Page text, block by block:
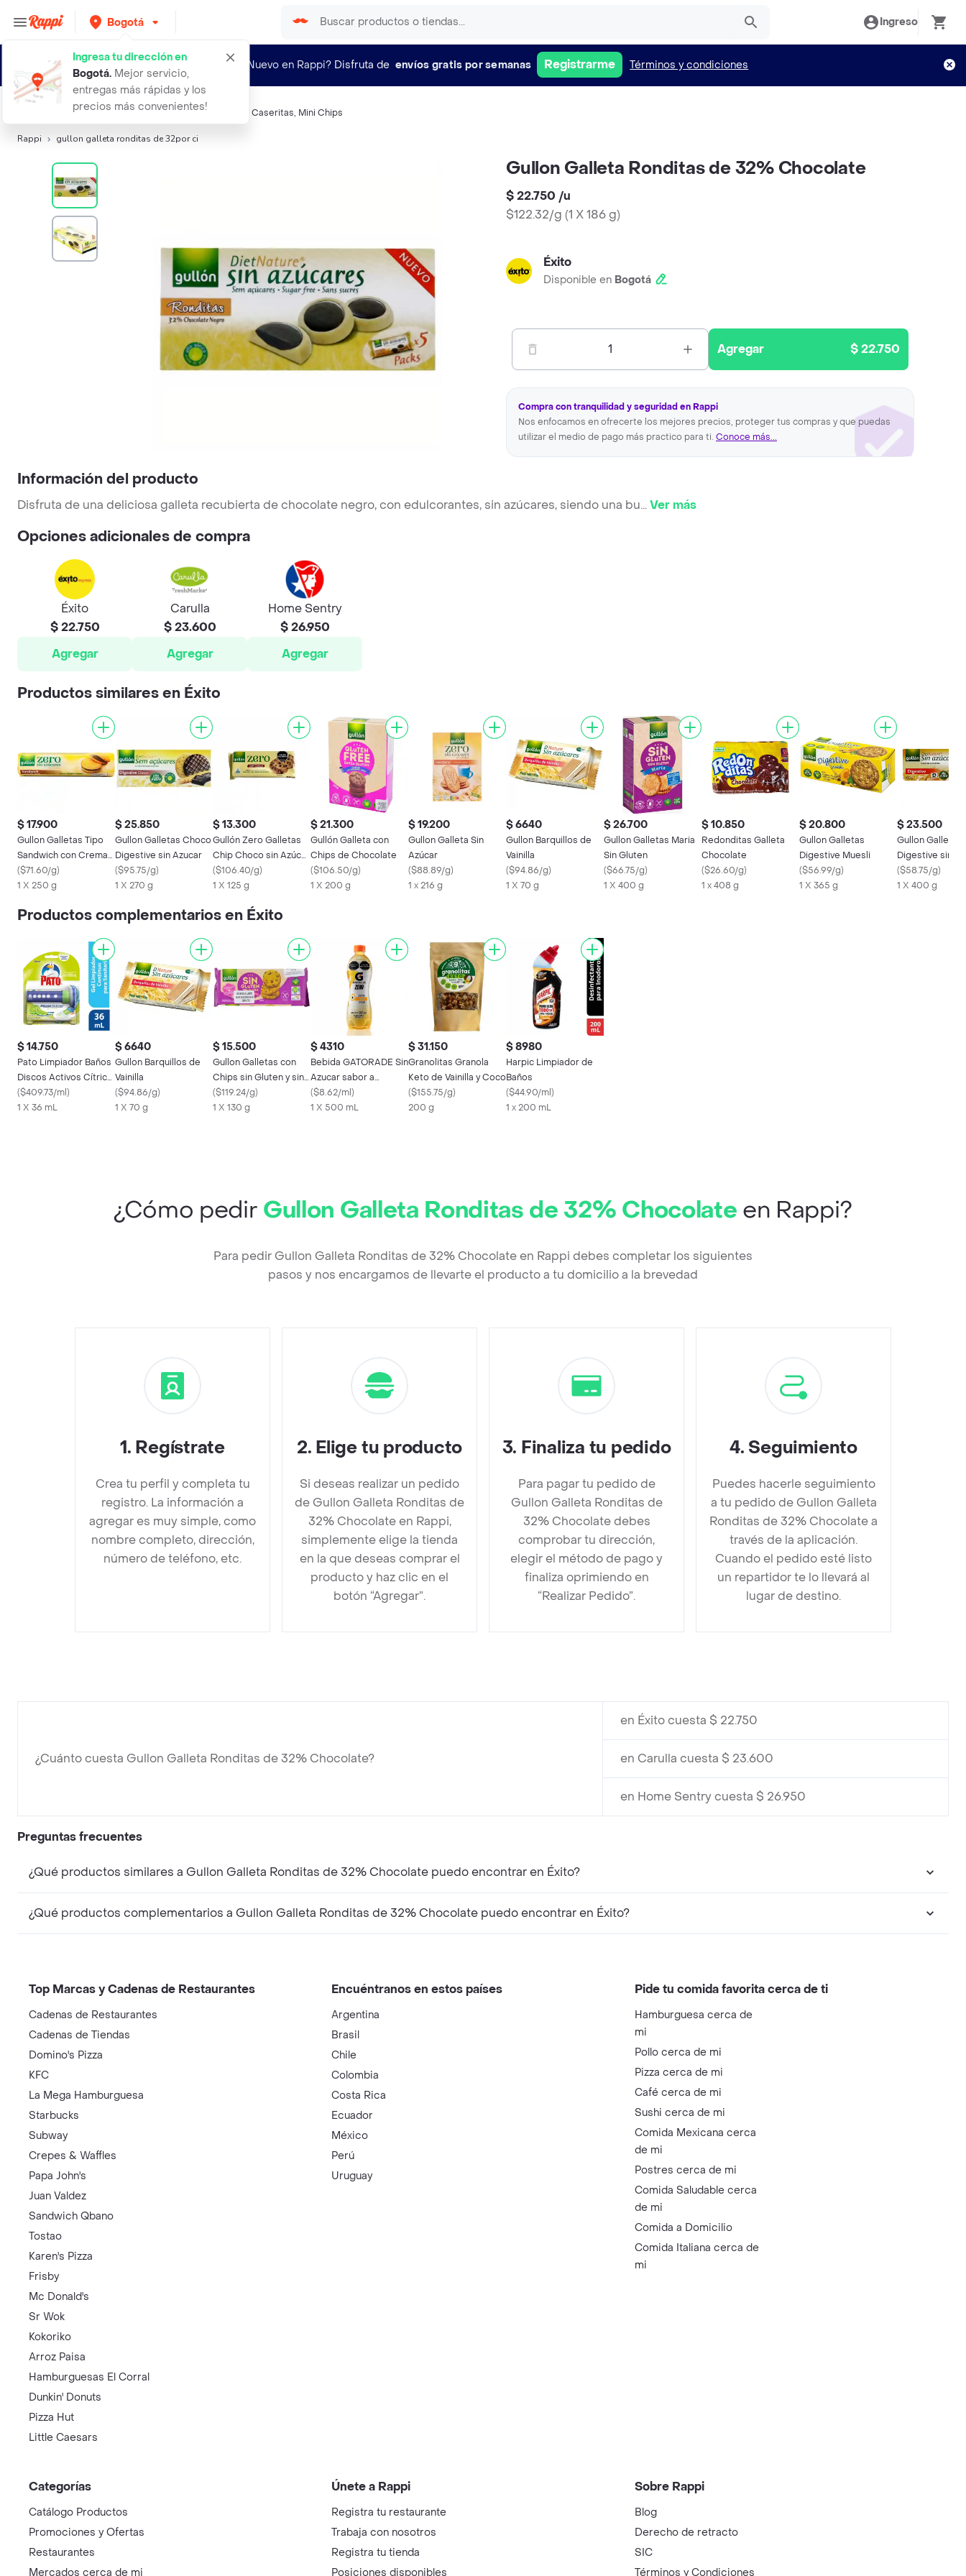
Bogotá
Ingresa tu dirección en
Bogotá. Mejor servicio,
entregas más rápidas y los
precios más convenientes!
Ingreso
¿Nuevo en Rappi? Disfruta de envíos gratis por semanas Registrarme Términos y condiciones
Búsquedas relacionadas:Galletas,Gullon,Quaker Las Caseritas, Mini Chips
Rappi gullon galleta ronditas de 32por ci
Gullon Galleta Ronditas de 32% Chocolate
$ 22.750 /u
$122.32/g (1 X 186 g)
Éxito
Disponible en Bogotá
1 Agregar $ 22.750
Compra con tranquilidad y seguridad en Rappi
Nos enfocamos en ofrecerte los mejores precios, proteger tus compras y que puedas
utilizar el medio de pago más practico para ti. Conoce más...
Información del producto
Disfruta de una deliciosa galleta recubierta de chocolate negro, con edulcorantes, sin azúcares, siendo una bu...Ver más
Opciones adicionales de compra
Éxito
$ 22.750
Agregar
Carulla
$ 23.600
Agregar
Home Sentry
$ 26.950
Agregar
Productos similares en Éxito
$ 17.900
Gullon Galletas Tipo
Sandwich con Crema
de Chocolate sin
Azúcar
($71.60/g)
1 X 250 g
$ 25.850
Gullon Galletas Choco
Digestive sin Azucar
($95.75/g)
1 X 270 g
$ 13.300
Gullón Zero Galletas
Chip Choco sin Azúcar
125 g
($106.40/g)
1 X 125 g
$ 21.300
Gullón Galleta con
Chips de Chocolate
($106.50/g)
1 X 200 g
$ 19.200
Gullon Galleta Sin
Azúcar
($88.89/g)
1 x 216 g
$ 6640
Gullon Barquillos de
Vainilla
($94.86/g)
1 X 70 g
$ 26.700
Gullon Galletas Maria
Sin Gluten
($66.75/g)
1 X 400 g
$ 10.850
Redonditas Galleta
Chocolate
($26.60/g)
1 x 408 g
$ 20.800
Gullon Galletas
Digestive Muesli
($56.99/g)
1 X 365 g
$ 23.500
Gullon Galletas
Digestive sin
($58.75/g)
1 X 400 g
Productos complementarios en Éxito
$ 14.750
Pato Limpiador Baños
Discos Activos Cítrico
36 ml con un aplicador
($409.73/ml)
1 X 36 mL
$ 6640
Gullon Barquillos de
Vainilla
($94.86/g)
1 X 70 g
$ 15.500
Gullon Galletas con
Chips sin Gluten y sin
Azúcar
($119.24/g)
1 X 130 g
$ 4310
Bebida GATORADE Sin
Azucar sabor a
Naranja 500 ml
($8.62/ml)
1 X 500 mL
$ 31.150
Granolitas Granola
Keto de Vainilla y Coco
($155.75/g)
200 g
$ 8980
Harpic Limpiador de
Baños
($44.90/ml)
1 x 200 mL
¿Cómo pedir Gullon Galleta Ronditas de 32% Chocolate en Rappi?
Para pedir Gullon Galleta Ronditas de 32% Chocolate en Rappi debes completar los siguientes
pasos y nos encargamos de llevarte el producto a tu domicilio a la brevedad
1. Regístrate
Crea tu perfil y completa tu
registro. La información a
agregar es muy simple, como
nombre completo, dirección,
número de teléfono, etc.
2. Elige tu producto
Si deseas realizar un pedido
de Gullon Galleta Ronditas de
32% Chocolate en Rappi,
simplemente elige la tienda
en la que deseas comprar el
producto y haz clic en el
botón “Agregar”.
3. Finaliza tu pedido
Para pagar tu pedido de
Gullon Galleta Ronditas de
32% Chocolate debes
comprobar tu dirección,
elegir el método de pago y
finaliza oprimiendo en
“Realizar Pedido”.
4. Seguimiento
Puedes hacerle seguimiento
a tu pedido de Gullon Galleta
Ronditas de 32% Chocolate a
través de la aplicación.
Cuando el pedido esté listo
un repartidor te lo llevará al
lugar de destino.
¿Cuánto cuesta Gullon Galleta Ronditas de 32% Chocolate?
en Éxito cuesta $ 22.750
en Carulla cuesta $ 23.600
en Home Sentry cuesta $ 26.950
Preguntas frecuentes
¿Qué productos similares a Gullon Galleta Ronditas de 32% Chocolate puedo encontrar en Éxito?
¿Qué productos complementarios a Gullon Galleta Ronditas de 32% Chocolate puedo encontrar en Éxito?
Top Marcas y Cadenas de Restaurantes
Cadenas de Restaurantes
Cadenas de Tiendas
Domino's Pizza
KFC
La Mega Hamburguesa
Starbucks
Subway
Crepes & Waffles
Papa John's
Juan Valdez
Sandwich Qbano
Tostao
Karen's Pizza
Frisby
Mc Donald's
Sr Wok
Kokoriko
Arroz Paisa
Hamburguesas El Corral
Dunkin' Donuts
Pizza Hut
Little Caesars
Encuéntranos en estos países
Argentina
Brasil
Chile
Colombia
Costa Rica
Ecuador
México
Perú
Uruguay
Pide tu comida favorita cerca de ti
Hamburguesa cerca de
mi
Pollo cerca de mi
Pizza cerca de mi
Café cerca de mi
Sushi cerca de mi
Comida Mexicana cerca
de mi
Postres cerca de mi
Comida Saludable cerca
de mi
Comida a Domicilio
Comida Italiana cerca de
mi
Categorías
Catálogo Productos
Promociones y Ofertas
Restaurantes
Mercados cerca de mi
Únete a Rappi
Registra tu restaurante
Trabaja con nosotros
Registra tu tienda
Posiciones disponibles
Sobre Rappi
Blog
Derecho de retracto
SIC
Términos y Condiciones